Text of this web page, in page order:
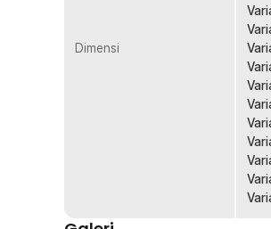
Tetesan air atau tumpahan
juga berfungsi sebagai alas
menjaga meja dapur tetap bersih.
Permukaan bar mat dilengkapi
peralatan lainnya tetap stabil
saat bekerja dengan cepat
Terbuat dari material PVC yang
Dimensi